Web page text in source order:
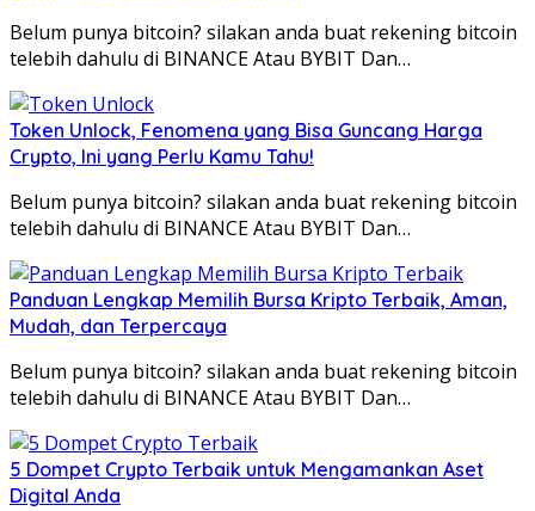
Belum punya bitcoin? silakan anda buat rekening bitcoin
telebih dahulu di BINANCE Atau BYBIT Dan…
Token Unlock, Fenomena yang Bisa Guncang Harga
Crypto, Ini yang Perlu Kamu Tahu!
Belum punya bitcoin? silakan anda buat rekening bitcoin
telebih dahulu di BINANCE Atau BYBIT Dan…
Panduan Lengkap Memilih Bursa Kripto Terbaik, Aman,
Mudah, dan Terpercaya
Belum punya bitcoin? silakan anda buat rekening bitcoin
telebih dahulu di BINANCE Atau BYBIT Dan…
5 Dompet Crypto Terbaik untuk Mengamankan Aset
Digital Anda